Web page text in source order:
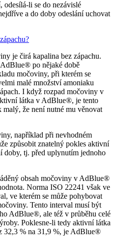
li se do nezávislé
a do doby odeslání uchovat
je čirá kapalina bez zápachu.
po nějaké době
močoviny, při kterém se
malé množství amoniaku
I když rozpad močoviny v
látka v AdBlue®, je tento
že není nutné mu věnovat
například při nevhodném
způsobit znatelný pokles aktivní
doby, tj. před uplynutím jednoho
obsah močoviny v AdBlue®
Norma ISO 22241 však ve
ve kterém se může pohybovat
Tento interval musí být
AdBlue®, ale též v průběhu celé
Poklesne-li tedy aktivní látka
32,3 % na 31,9 %, je AdBlue®